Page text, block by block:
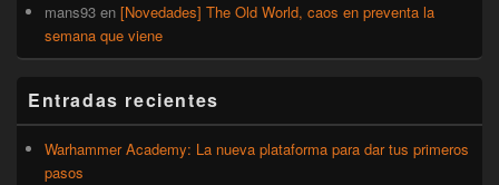
mans93 en [Novedades] The Old World, caos en preventa la
semana que viene
Entradas recientes
Warhammer Academy: La nueva plataforma para dar tus primeros
pasos